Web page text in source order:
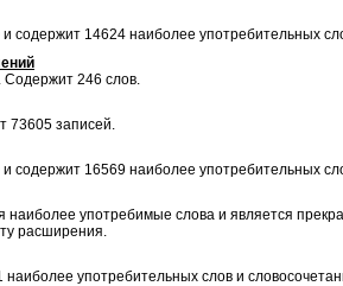
содержит 14624 наиболее употребительных
246 слов.
73605 записей.
содержит 16569 наиболее употребительных
наиболее употребимые слова и является
расширения.
употребительных слов и